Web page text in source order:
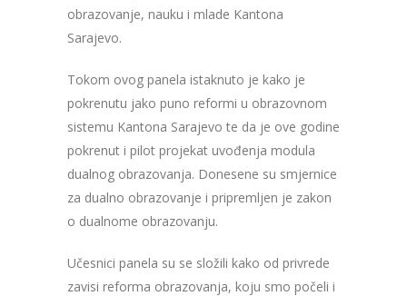
obrazovanje, nauku i mlade Kantona
Sarajevo.
Tokom ovog panela istaknuto je kako je
pokrenutu jako puno reformi u obrazovnom
sistemu Kantona Sarajevo te da je ove godine
pokrenut i pilot projekat uvođenja modula
dualnog obrazovanja. Donesene su smjernice
za dualno obrazovanje i pripremljen je zakon
o dualnome obrazovanju.
Učesnici panela su se složili kako od privrede
zavisi reforma obrazovanja, koju smo počeli i